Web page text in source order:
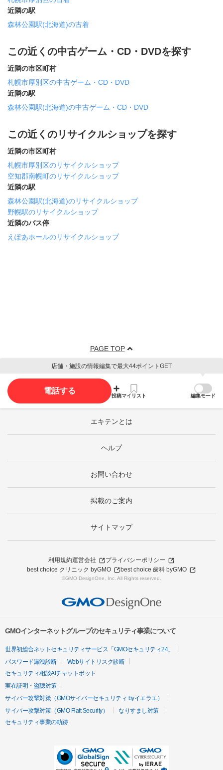
近隣の駅
森林公園駅(北海道)の古着
この近くの中古ゲーム・CD・DVDを探す
近隣の市区町村
札幌市厚別区の中古ゲーム・CD・DVD
近隣の駅
森林公園駅(北海道)の中古ゲーム・CD・DVD
この近くのリサイクルショップを探す
近隣の市区町村
札幌市厚別区のリサイクルショップ
空知郡南幌町のリサイクルショップ
近隣の駅
森林公園駅(北海道)のリサイクルショップ
野幌駅のリサイクルショップ
近隣のバス停
えぽあホールのリサイクルショップ
PAGE TOP
店舗・施設の情報編集で最大44ポイントGET
電話する
投稿マイリスト 編集モード
エキテンとは
ヘルプ
お問い合わせ
掲載のご案内
サイトマップ
利用規約運営会社
プライバシーポリシー
best choice クリニック byGMO
best choice 歯科 byGMO
©GMO DesignOne, Inc. All Rights reserved.
GMOインターネットグループのセキュリティ事業について
世界初総合ネットセキュリティサービス「GMOセキュリティ24」
パスワード漏洩診断
Webサイトリスク診断
セキュリティ相談AIチャットボット
実在証明・盗聴対策
サイバー攻撃対策（GMOサイバーセキュリティ byイエラエ）
サイバー攻撃対策（GMO Flatt Security）
なりすまし対策
セキュリティ事業の軌跡